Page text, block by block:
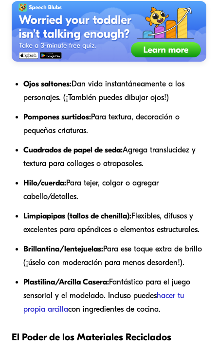
Ojos saltones:Dan vida instantáneamente a los
personajes. (¡También puedes dibujar ojos!)
Pompones surtidos:Para textura, decoración o
pequeñas criaturas.
Cuadrados de papel de seda:Agrega translucidez y
textura para collages o atrapasoles.
Hilo/cuerda:Para tejer, colgar o agregar
cabello/detalles.
Limpiapipas (tallos de chenilla):Flexibles, difusos y
excelentes para apéndices o elementos estructurales.
Brillantina/lentejuelas:Para ese toque extra de brillo
(¡úselo con moderación para menos desorden!).
Plastilina/Arcilla Casera:Fantástico para el juego
sensorial y el modelado. Incluso puedeshacer tu
propia arcillacon ingredientes de cocina.
El Poder de los Materiales Reciclados